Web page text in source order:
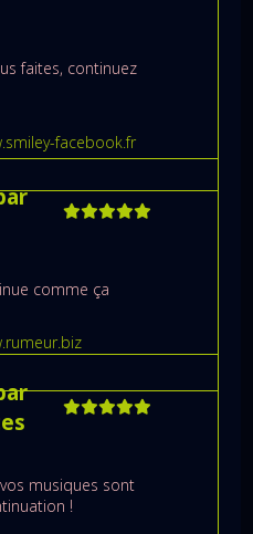
faites, continuez
facebook.fr
comme ça
musiques sont
!